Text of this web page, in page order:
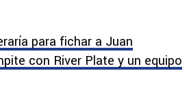
para fichar a Juan
con River Plate y un equipo